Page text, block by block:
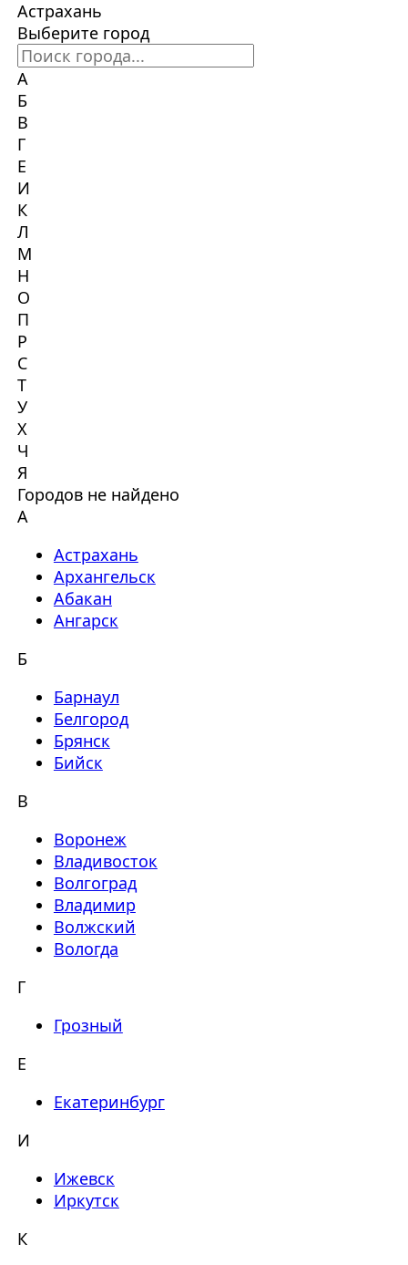
Астрахань
Выберите город
А
Б
В
Г
Е
И
К
Л
М
Н
О
П
Р
С
Т
У
Х
Ч
Я
Городов не найдено
А
Астрахань
Архангельск
Абакан
Ангарск
Б
Барнаул
Белгород
Брянск
Бийск
В
Воронеж
Владивосток
Волгоград
Владимир
Волжский
Вологда
Г
Грозный
Е
Екатеринбург
И
Ижевск
Иркутск
К